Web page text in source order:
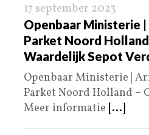
17 september 2023
Openbaar Ministerie
Parket Noord
Waardelijk Sepot
Openbaar Ministerie |
Parket Noord Holland –
Meer informatie [...]